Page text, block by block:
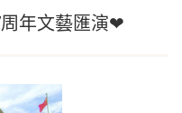
年文藝匯演❤